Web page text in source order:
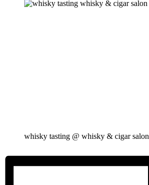
whisky tasting @ whisky & cigar salon